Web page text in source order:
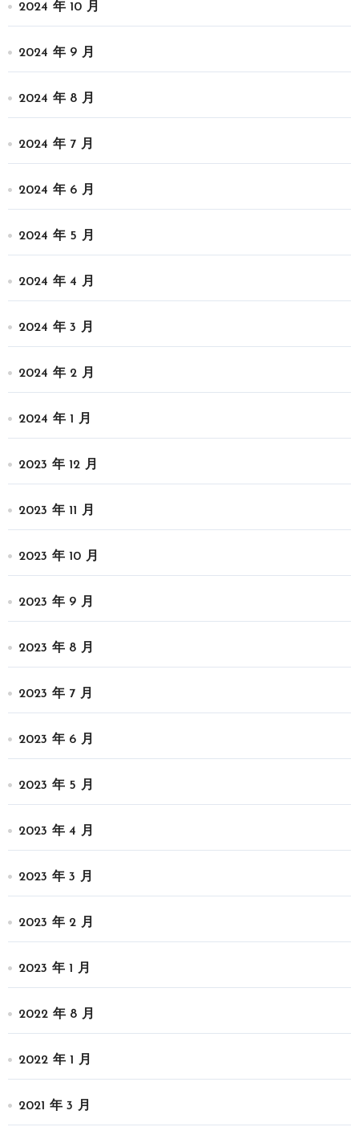
2024 年 10 月
2024 年 9 月
2024 年 8 月
2024 年 7 月
2024 年 6 月
2024 年 5 月
2024 年 4 月
2024 年 3 月
2024 年 2 月
2024 年 1 月
2023 年 12 月
2023 年 11 月
2023 年 10 月
2023 年 9 月
2023 年 8 月
2023 年 7 月
2023 年 6 月
2023 年 5 月
2023 年 4 月
2023 年 3 月
2023 年 2 月
2023 年 1 月
2022 年 8 月
2022 年 1 月
2021 年 3 月